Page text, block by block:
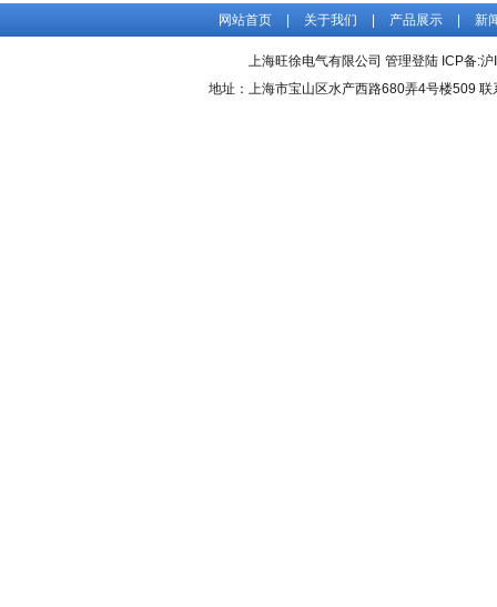
网站首页 关于我们 产品展示 新
上海旺徐电气有限公司 管理登陆 ICP备:沪
地址：上海市宝山区水产西路680弄4号楼509